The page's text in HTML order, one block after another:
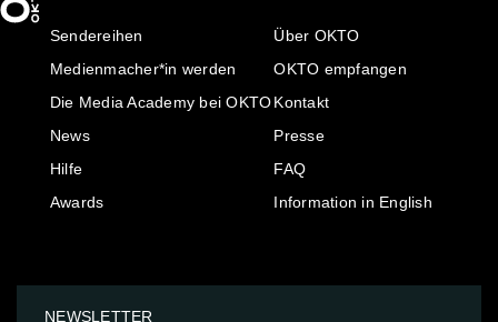
Sendereihen
Medienmacher*in werden
Die Media Academy bei OKTO
News
Hilfe
Awards
Über OKTO
OKTO empfangen
Kontakt
Presse
FAQ
Information in English
NEWSLETTER